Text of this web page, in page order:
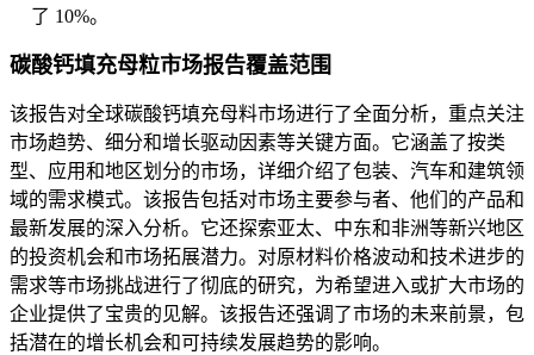
了 10%。
碳酸钙填充母粒市场报告覆盖范围
该报告对全球碳酸钙填充母料市场进行了全面分析，重点关注
市场趋势、细分和增长驱动因素等关键方面。它涵盖了按类
型、应用和地区划分的市场，详细介绍了包装、汽车和建筑领
域的需求模式。该报告包括对市场主要参与者、他们的产品和
最新发展的深入分析。它还探索亚太、中东和非洲等新兴地区
的投资机会和市场拓展潜力。对原材料价格波动和技术进步的
需求等市场挑战进行了彻底的研究，为希望进入或扩大市场的
企业提供了宝贵的见解。该报告还强调了市场的未来前景，包
括潜在的增长机会和可持续发展趋势的影响。